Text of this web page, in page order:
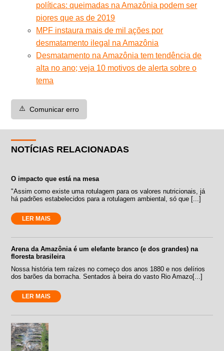
políticas: queimadas na Amazônia podem ser
piores que as de 2019
MPF instaura mais de mil ações por
desmatamento ilegal na Amazônia
Desmatamento na Amazônia tem tendência de
alta no ano; veja 10 motivos de alerta sobre o
tema
⚠️ Comunicar erro
NOTÍCIAS RELACIONADAS
O impacto que está na mesa
"Assim como existe uma rotulagem para os valores nutricionais, já
há padrões estabelecidos para a rotulagem ambiental, só que [...]
LER MAIS
Arena da Amazônia é um elefante branco (e dos grandes) na
floresta brasileira
Nossa história tem raízes no começo dos anos 1880 e nos delírios
dos barões da borracha. Sentados à beira do vasto Rio Amazo[...]
LER MAIS